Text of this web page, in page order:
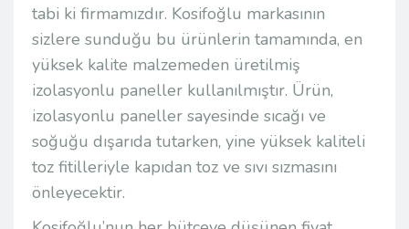
tabi ki firmamızdır. Kosifoğlu markasının
sizlere sunduğu bu ürünlerin tamamında, en
yüksek kalite malzemeden üretilmiş
izolasyonlu paneller kullanılmıştır. Ürün,
izolasyonlu paneller sayesinde sıcağı ve
soğuğu dışarıda tutarken, yine yüksek kaliteli
toz fitilleriyle kapıdan toz ve sıvı sızmasını
önleyecektir.